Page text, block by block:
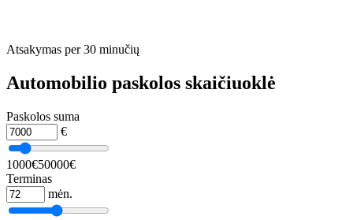
Atsakymas per 30 minučių
Automobilio paskolos skaičiuoklė
Paskolos suma
€
1000€50000€
Terminas
mėn.